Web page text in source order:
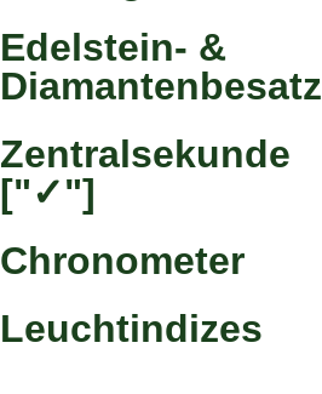
Edelstein- &
Diamantenbesatz
Zentralsekunde
["✓"]
Chronometer
Leuchtindizes